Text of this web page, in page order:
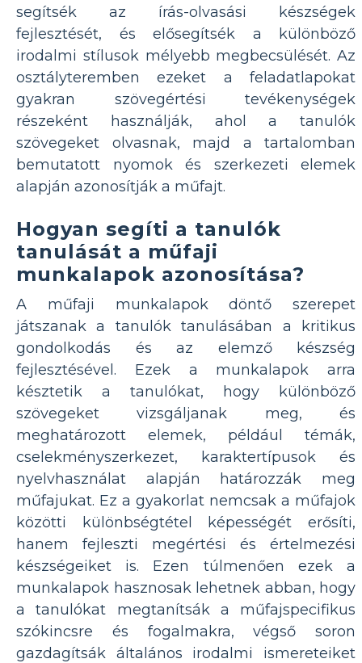
segítsék az írás-olvasási készségek
fejlesztését, és elősegítsék a különböző
irodalmi stílusok mélyebb megbecsülését. Az
osztályteremben ezeket a feladatlapokat
gyakran szövegértési tevékenységek
részeként használják, ahol a tanulók
szövegeket olvasnak, majd a tartalomban
bemutatott nyomok és szerkezeti elemek
alapján azonosítják a műfajt.
Hogyan segíti a tanulók
tanulását a műfaji
munkalapok azonosítása?
A műfaji munkalapok döntő szerepet
játszanak a tanulók tanulásában a kritikus
gondolkodás és az elemző készség
fejlesztésével. Ezek a munkalapok arra
késztetik a tanulókat, hogy különböző
szövegeket vizsgáljanak meg, és
meghatározott elemek, például témák,
cselekményszerkezet, karaktertípusok és
nyelvhasználat alapján határozzák meg
műfajukat. Ez a gyakorlat nemcsak a műfajok
közötti különbségtétel képességét erősíti,
hanem fejleszti megértési és értelmezési
készségeiket is. Ezen túlmenően ezek a
munkalapok hasznosak lehetnek abban, hogy
a tanulókat megtanítsák a műfajspecifikus
szókincsre és fogalmakra, végső soron
gazdagítsák általános irodalmi ismereteiket